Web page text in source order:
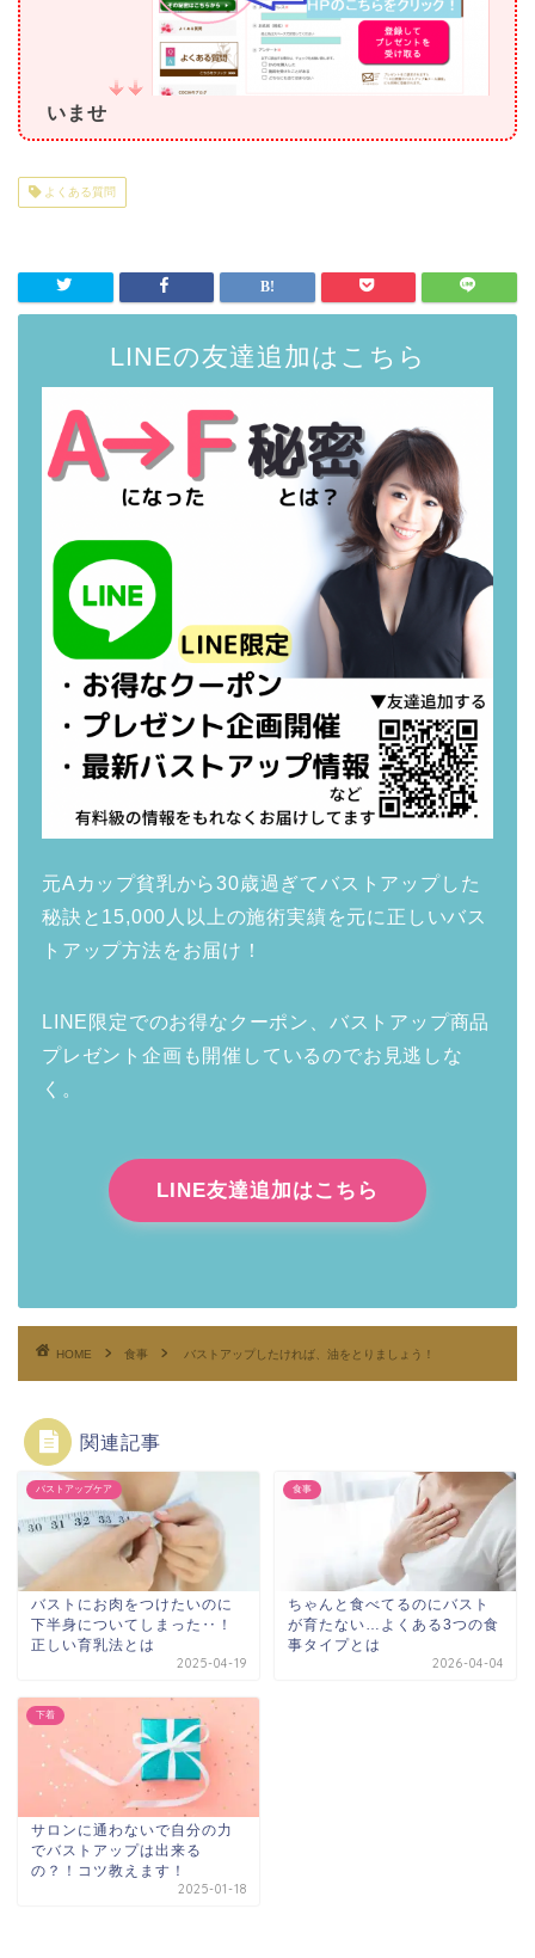
いませ
よくある質問
LINEの友達追加はこちら
元Aカップ貧乳から30歳過ぎてバストアップした
秘訣と15,000人以上の施術実績を元に正しいバス
トアップ方法をお届け！
LINE限定でのお得なクーポン、バストアップ商品
プレゼント企画も開催しているのでお見逃しな
く。
LINE友達追加はこちら
HOME 食事 バストアップしたければ、油をとりましょう！
関連記事
バストアップケア
バストにお肉をつけたいのに
下半身についてしまった‥！
正しい育乳法とは
2025-04-19
食事
ちゃんと食べてるのにバスト
が育たない…よくある3つの食
事タイプとは
2026-04-04
下着
サロンに通わないで自分の力
でバストアップは出来る
の？！コツ教えます！
2025-01-18